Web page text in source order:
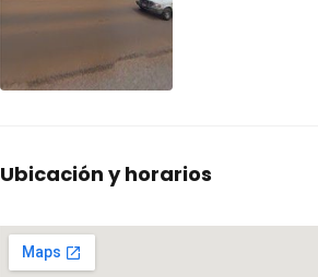
Ubicación y horarios